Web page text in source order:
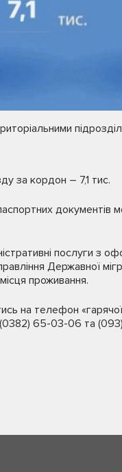
за кордон – 7,1 тис.
документів
послуги з
Державної
проживання.
на телефон «гарячої
(0382) 65-03-06 та